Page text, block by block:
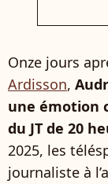
Onze jours
Ardisson,
une émotion
du JT de 20
2025, les
journaliste à